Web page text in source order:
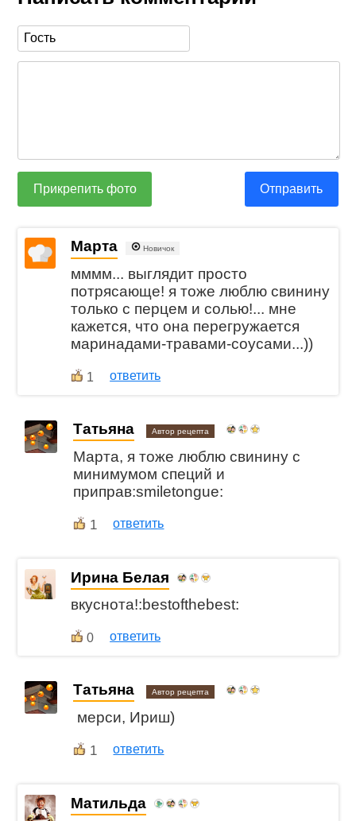
Прикрепить фото Отправить
Марта Новичок
мммм... выглядит просто
потрясающе! я тоже люблю свинину
только с перцем и солью!... мне
кажется, что она перегружается
маринадами-травами-соусами...))
1 ответить
Татьяна Автор рецепта
Марта, я тоже люблю свинину с
минимумом специй и
приправ:smiletongue:
1 ответить
Ирина Белая
вкуснота!:bestofthebest:
0 ответить
Татьяна Автор рецепта
мерси, Ириш)
1 ответить
Матильда